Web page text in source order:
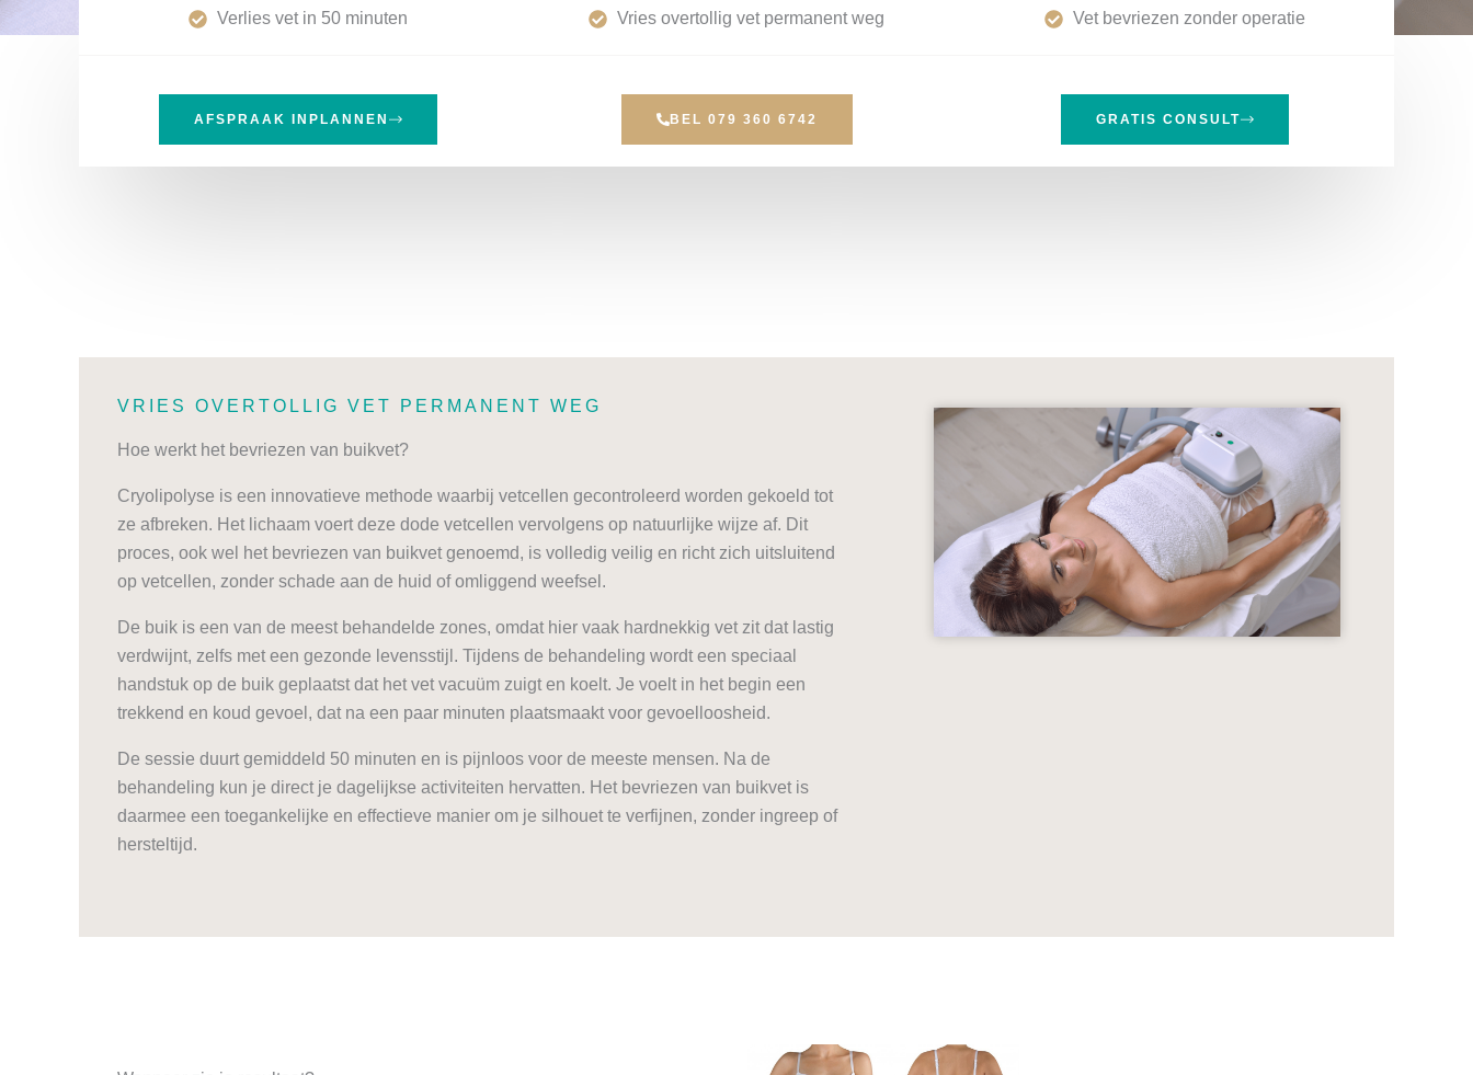
Verlies vet in 50 minuten Vries overtollig vet permanent weg Vet bevriezen zonder operatie
AFSPRAAK INPLANNEN BEL 079 360 6742 GRATIS CONSULT
VRIES OVERTOLLIG VET PERMANENT WEG
Hoe werkt het bevriezen van buikvet?
Cryolipolyse is een innovatieve methode waarbij vetcellen gecontroleerd worden gekoeld tot
ze afbreken. Het lichaam voert deze dode vetcellen vervolgens op natuurlijke wijze af. Dit
proces, ook wel het bevriezen van buikvet genoemd, is volledig veilig en richt zich uitsluitend
op vetcellen, zonder schade aan de huid of omliggend weefsel.
De buik is een van de meest behandelde zones, omdat hier vaak hardnekkig vet zit dat lastig
verdwijnt, zelfs met een gezonde levensstijl. Tijdens de behandeling wordt een speciaal
handstuk op de buik geplaatst dat het vet vacuüm zuigt en koelt. Je voelt in het begin een
trekkend en koud gevoel, dat na een paar minuten plaatsmaakt voor gevoelloosheid.
De sessie duurt gemiddeld 50 minuten en is pijnloos voor de meeste mensen. Na de
behandeling kun je direct je dagelijkse activiteiten hervatten. Het bevriezen van buikvet is
daarmee een toegankelijke en effectieve manier om je silhouet te verfijnen, zonder ingreep of
hersteltijd.